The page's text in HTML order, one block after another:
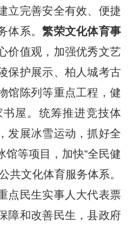
立完善安全有效、便捷
体系。繁荣文化体育事
价值观，加强优秀文艺
保护展示、柏人城考古
馆陈列等重点工程，健
屋。统筹推进竞技体
发展冰雪运动，抓好全
馆等项目，加快“全民健
共文化体育服务体系。
点民生实事人大代表票
障和改善民生，县政府